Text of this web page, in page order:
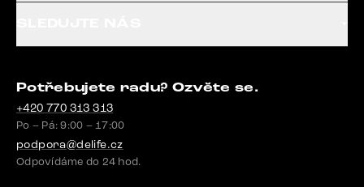
Potřebujete radu? Ozvěte se.
+420 770 313 313
Po – Pá: 9:00 – 17:00
podpora@delife.cz
Odpovídáme do 24 hod.